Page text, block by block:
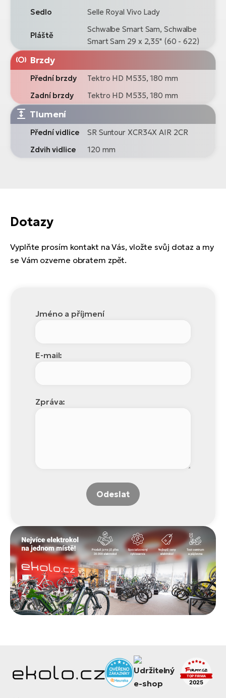
Sedlo
Selle Royal Vivo Lady
Pláště
Schwalbe Smart Sam, Schwalbe
Smart Sam 29 x 2,35" (60 - 622)
Brzdy
Přední brzdy
Tektro HD M535, 180 mm
Zadní brzdy
Tektro HD M535, 180 mm
Tlumení
Přední vidlice
SR Suntour XCR34X AIR 2CR
Zdvih vidlice
120 mm
Dotazy
Vyplňte prosím kontakt na Vás, vložte svůj dotaz a my
se Vám ozveme obratem zpět.
Jméno a příjmení
E-mail:
Zpráva:
Odeslat